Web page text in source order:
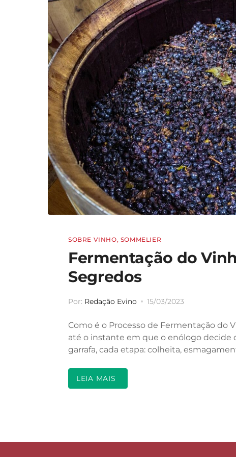
SOBRE VINHO, SOMMELIER
Fermentação do
Segredos
Por: Redação Evino 15/03/2023
Como é o Processo de Fermentação do
até o instante em que o enólogo decide
garrafa, cada etapa: colheita,
LEIA MAIS